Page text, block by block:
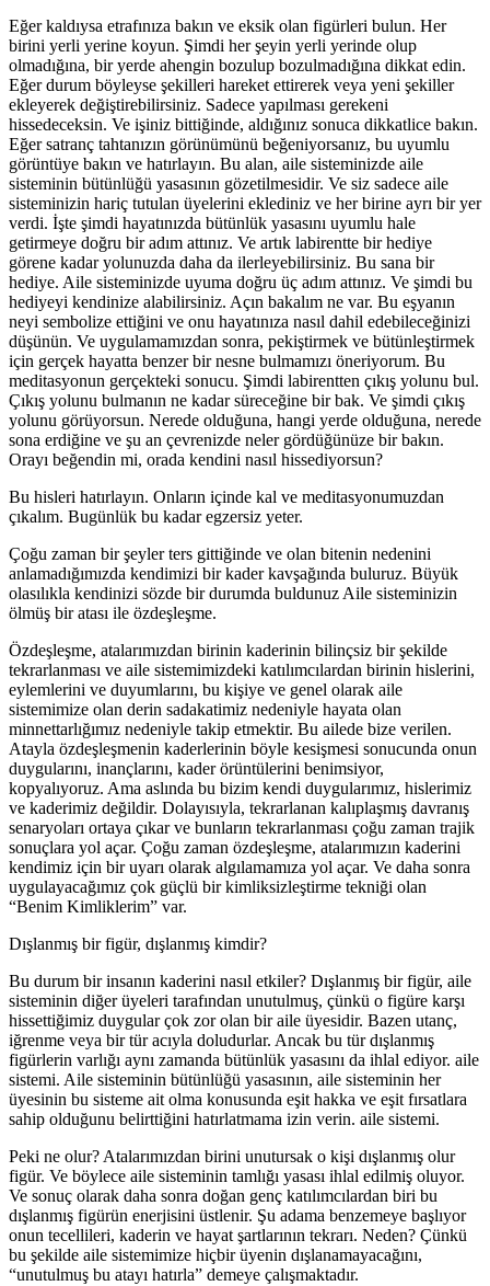
Eğer kaldıysa etrafınıza bakın ve eksik olan figürleri bulun. Her
birini yerli yerine koyun. Şimdi her şeyin yerli yerinde olup
olmadığına, bir yerde ahengin bozulup bozulmadığına dikkat edin.
Eğer durum böyleyse şekilleri hareket ettirerek veya yeni şekiller
ekleyerek değiştirebilirsiniz. Sadece yapılması gerekeni
hissedeceksin. Ve işiniz bittiğinde, aldığınız sonuca dikkatlice bakın.
Eğer satranç tahtanızın görünümünü beğeniyorsanız, bu uyumlu
görüntüye bakın ve hatırlayın. Bu alan, aile sisteminizde aile
sisteminin bütünlüğü yasasının gözetilmesidir. Ve siz sadece aile
sisteminizin hariç tutulan üyelerini eklediniz ve her birine ayrı bir yer
verdi. İşte şimdi hayatınızda bütünlük yasasını uyumlu hale
getirmeye doğru bir adım attınız. Ve artık labirentte bir hediye
görene kadar yolunuzda daha da ilerleyebilirsiniz. Bu sana bir
hediye. Aile sisteminizde uyuma doğru üç adım attınız. Ve şimdi bu
hediyeyi kendinize alabilirsiniz. Açın bakalım ne var. Bu eşyanın
neyi sembolize ettiğini ve onu hayatınıza nasıl dahil edebileceğinizi
düşünün. Ve uygulamamızdan sonra, pekiştirmek ve bütünleştirmek
için gerçek hayatta benzer bir nesne bulmamızı öneriyorum. Bu
meditasyonun gerçekteki sonucu. Şimdi labirentten çıkış yolunu bul.
Çıkış yolunu bulmanın ne kadar süreceğine bir bak. Ve şimdi çıkış
yolunu görüyorsun. Nerede olduğuna, hangi yerde olduğuna, nerede
sona erdiğine ve şu an çevrenizde neler gördüğünüze bir bakın.
Orayı beğendin mi, orada kendini nasıl hissediyorsun?
Bu hisleri hatırlayın. Onların içinde kal ve meditasyonumuzdan
çıkalım. Bugünlük bu kadar egzersiz yeter.
Çoğu zaman bir şeyler ters gittiğinde ve olan bitenin nedenini
anlamadığımızda kendimizi bir kader kavşağında buluruz. Büyük
olasılıkla kendinizi sözde bir durumda buldunuz Aile sisteminizin
ölmüş bir atası ile özdeşleşme.
Özdeşleşme, atalarımızdan birinin kaderinin bilinçsiz bir şekilde
tekrarlanması ve aile sistemimizdeki katılımcılardan birinin hislerini,
eylemlerini ve duyumlarını, bu kişiye ve genel olarak aile
sistemimize olan derin sadakatimiz nedeniyle hayata olan
minnettarlığımız nedeniyle takip etmektir. Bu ailede bize verilen.
Atayla özdeşleşmenin kaderlerinin böyle kesişmesi sonucunda onun
duygularını, inançlarını, kader örüntülerini benimsiyor,
kopyalıyoruz. Ama aslında bu bizim kendi duygularımız, hislerimiz
ve kaderimiz değildir. Dolayısıyla, tekrarlanan kalıplaşmış davranış
senaryoları ortaya çıkar ve bunların tekrarlanması çoğu zaman trajik
sonuçlara yol açar. Çoğu zaman özdeşleşme, atalarımızın kaderini
kendimiz için bir uyarı olarak algılamamıza yol açar. Ve daha sonra
uygulayacağımız çok güçlü bir kimliksizleştirme tekniği olan
“Benim Kimliklerim” var.
Dışlanmış bir figür, dışlanmış kimdir?
Bu durum bir insanın kaderini nasıl etkiler? Dışlanmış bir figür, aile
sisteminin diğer üyeleri tarafından unutulmuş, çünkü o figüre karşı
hissettiğimiz duygular çok zor olan bir aile üyesidir. Bazen utanç,
iğrenme veya bir tür acıyla doludurlar. Ancak bu tür dışlanmış
figürlerin varlığı aynı zamanda bütünlük yasasını da ihlal ediyor. aile
sistemi. Aile sisteminin bütünlüğü yasasının, aile sisteminin her
üyesinin bu sisteme ait olma konusunda eşit hakka ve eşit fırsatlara
sahip olduğunu belirttiğini hatırlatmama izin verin. aile sistemi.
Peki ne olur? Atalarımızdan birini unutursak o kişi dışlanmış olur
figür. Ve böylece aile sisteminin tamlığı yasası ihlal edilmiş oluyor.
Ve sonuç olarak daha sonra doğan genç katılımcılardan biri bu
dışlanmış figürün enerjisini üstlenir. Şu adama benzemeye başlıyor
onun tecellileri, kaderin ve hayat şartlarının tekrarı. Neden? Çünkü
bu şekilde aile sistemimize hiçbir üyenin dışlanamayacağını,
“unutulmuş bu atayı hatırla” demeye çalışmaktadır.